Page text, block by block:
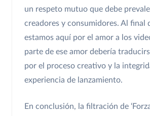
un respeto mutuo que debe
creadores y consumidores. Al final
estamos aquí por el amor a los
parte de ese amor debería
por el proceso creativo y la
experiencia de lanzamiento.
En conclusión, la filtración de